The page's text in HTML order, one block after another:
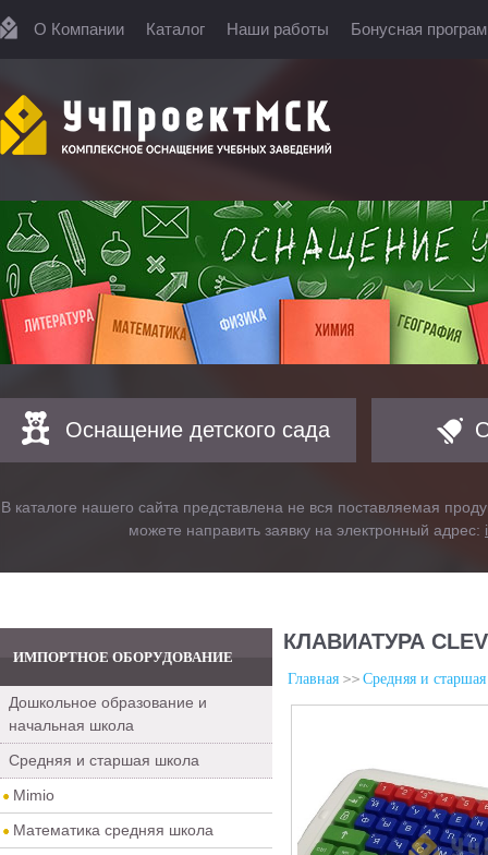
О Компании Каталог Наши работы Бонусная
Оснащение детского сада
В каталоге нашего сайта представлена не вся поставляемая
можете направить заявку на электронный адрес:
ИМПОРТНОЕ ОБОРУДОВАНИЕ
Дошкольное образование и
начальная школа
Средняя и старшая школа
Mimio
Математика средняя школа
КЛАВИАТУРА
Главная Средняя и